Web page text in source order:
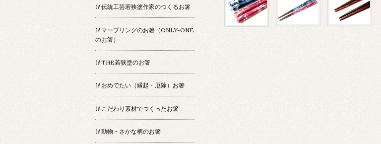
🥢伝統工芸若狭塗作家のつくるお箸
🥢マーブリングのお箸（ONLY-ONE
のお箸）
🥢THE若狭塗のお箸
🥢おめでたい（縁起・厄除）お箸
🥢こだわり素材でつくったお箸
🥢動物・さかな柄のお箸